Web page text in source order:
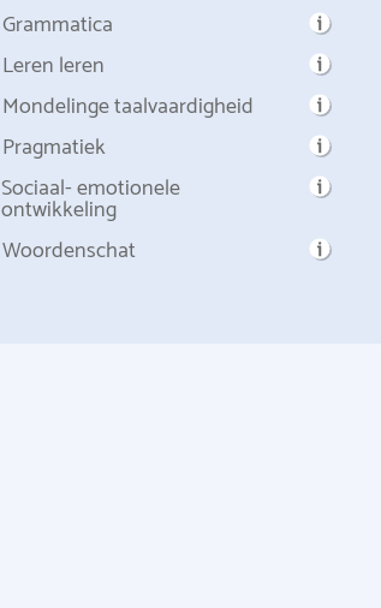
Grammatica
Leren leren
Mondelinge taalvaardigheid
Pragmatiek
Sociaal- emotionele
ontwikkeling
Woordenschat